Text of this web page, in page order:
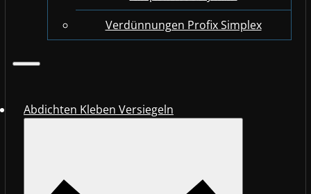
Verdünnungen Profix Simplex
Abdichten Kleben Versiegeln